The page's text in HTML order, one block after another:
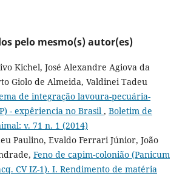
pelo mesmo(s) autor(es)
Kichel, José Alexandre Agiova da
Giolo de Almeida, Valdinei Tadeu
de integração lavoura-pecuária-
- expêriencia no Brasil , Boletim de
v. 71 n. 1 (2014)
Paulino, Evaldo Ferrari Júnior, João
Feno de capim-colonião (Panicum
CV IZ-1). I. Rendimento de matéria